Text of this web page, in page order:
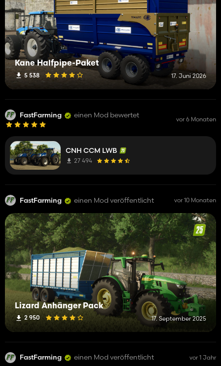
Kane Halfpipe-Paket
5 538 17. Juni 2026
FastFarming einen Mod bewertet vor 6 Monaten
CNH CCM LWB
27 494
FastFarming einen Mod veröffentlicht vor 10 Monaten
Lizard Anhänger Pack
2 950 17. September 2025
FastFarming einen Mod veröffentlicht vor 1 Jahr